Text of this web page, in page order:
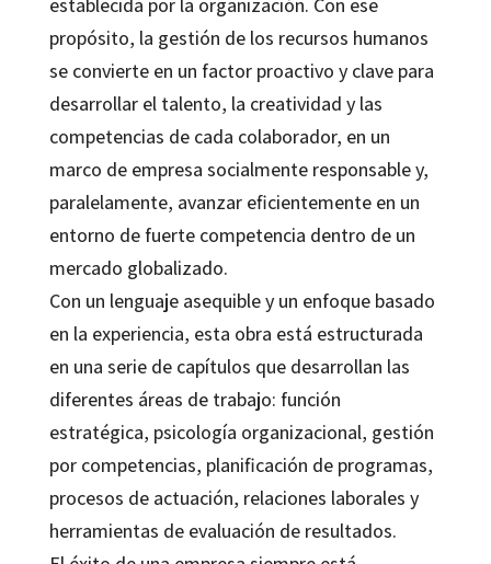
establecida por la organización. Con ese
propósito, la gestión de los recursos humanos
se convierte en un factor proactivo y clave para
desarrollar el talento, la creatividad y las
competencias de cada colaborador, en un
marco de empresa socialmente responsable y,
paralelamente, avanzar eficientemente en un
entorno de fuerte competencia dentro de un
mercado globalizado.
Con un lenguaje asequible y un enfoque basado
en la experiencia, esta obra está estructurada
en una serie de capítulos que desarrollan las
diferentes áreas de trabajo: función
estratégica, psicología organizacional, gestión
por competencias, planificación de programas,
procesos de actuación, relaciones laborales y
herramientas de evaluación de resultados.